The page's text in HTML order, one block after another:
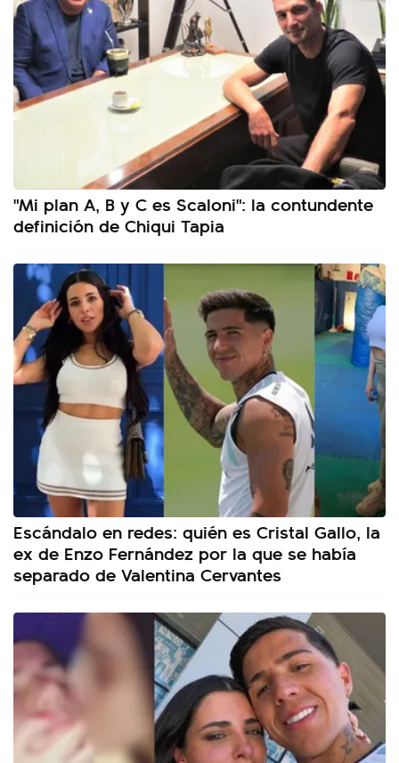
"Mi plan A, B y C es Scaloni": la contundente
definición de Chiqui Tapia
Escándalo en redes: quién es Cristal Gallo, la
ex de Enzo Fernández por la que se había
separado de Valentina Cervantes